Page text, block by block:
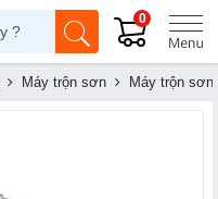
0
Máy trộn sơn Máy trộn sơn